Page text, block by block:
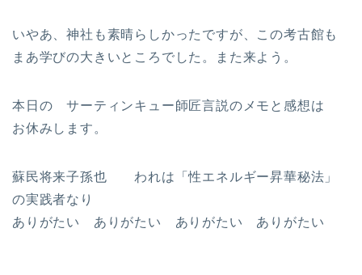
いやあ、神社も素晴らしかったですが、この考古館も
まあ学びの大きいところでした。また来よう。
本日の サーティンキュー師匠言説のメモと感想は
お休みします。
蘇民将来子孫也 われは「性エネルギー昇華秘法」
の実践者なり
ありがたい ありがたい ありがたい ありがたい